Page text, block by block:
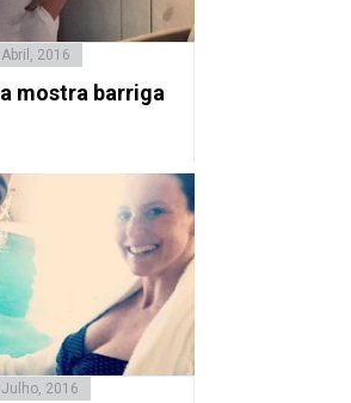
2016
mostra barriga
2016